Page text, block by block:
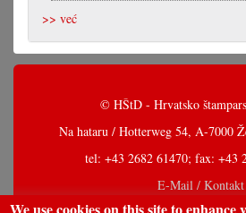
>> već
© HŠtD - Hrvatsko
Na hataru / Hotterweg 54, A-7000
tel: +43 2682 61470; fax: +43
E-Mail / Kontakt